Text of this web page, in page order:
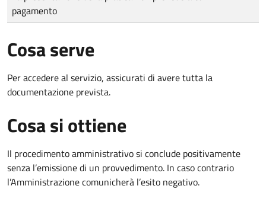
pagamento
Cosa serve
Per accedere al servizio, assicurati di avere tutta la
documentazione prevista.
Cosa si ottiene
Il procedimento amministrativo si conclude positivamente
senza l’emissione di un provvedimento. In caso contrario
l’Amministrazione comunicherà l’esito negativo.